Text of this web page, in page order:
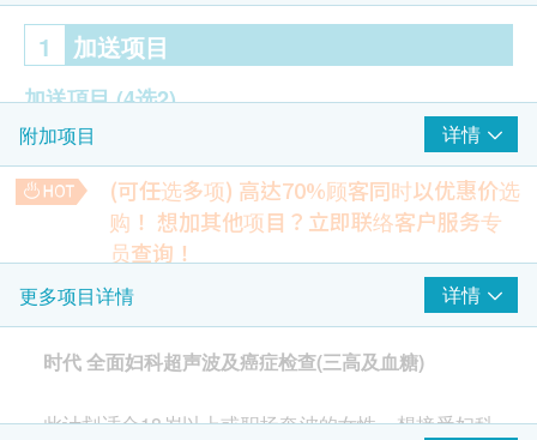
1 加送项目
加送項目(4选2)
盆腔(经腹部)
甲状腺超声波
乳房超声波 (双侧)
双能量X光骨质密度量度 - 腰椎及股骨
2 重点项目
癌症指标 重点项目
癌抗原15.3 (乳癌) - 只限女士
附加项目 详情
(可任选多项) 高达70%顾客同时以优惠价选
购！ 想加其他项目？立即联络客户服务专
员查询！
【特别优惠】人类乳头状瘤病毒基因分型(43种)
HPV检测在感染HPV初期，便可检测出已感染之病毒，相比柏
氏抹片只可检验细胞病变，能更早发现感染HPV，对预防子宫
颈癌有极大帮助。
HK$500.0 HK$760
更多项目详情 详情
时代 全面妇科超声波及癌症检查(三高及血糖)
此计划适合18岁以上或职场奔波的女性、想接受妇科